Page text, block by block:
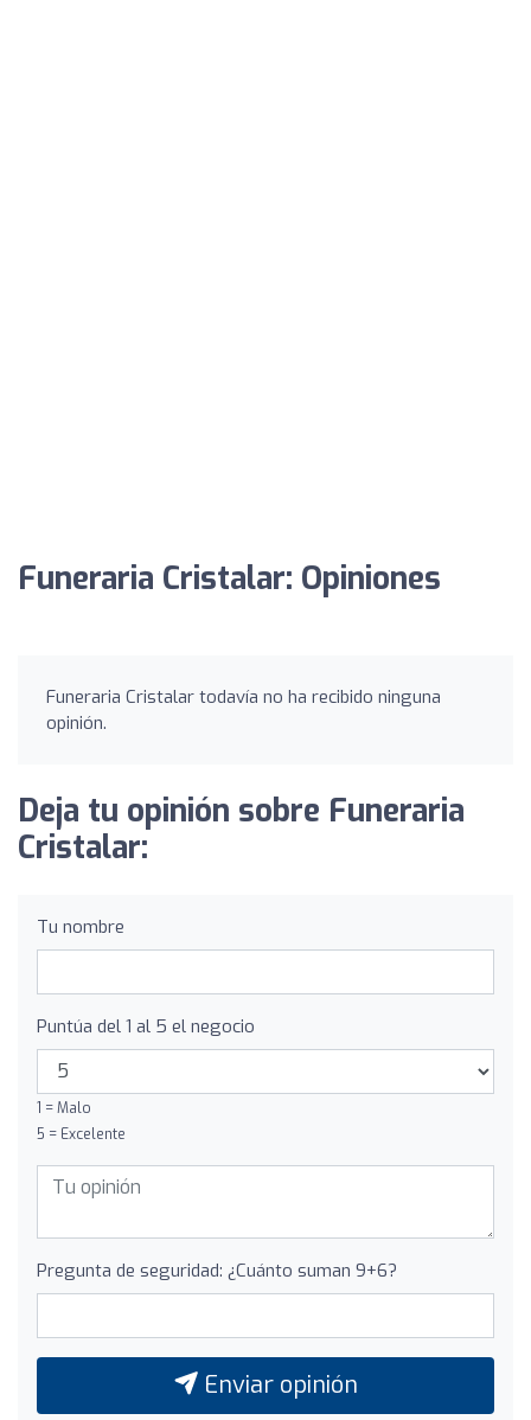
Funeraria Cristalar: Opiniones
Funeraria Cristalar todavía no ha recibido ninguna
opinión.
Deja tu opinión sobre Funeraria
Cristalar:
Tu nombre
Puntúa del 1 al 5 el negocio
1 = Malo
5 = Excelente
Pregunta de seguridad: ¿Cuánto suman 9+6?
Enviar opinión